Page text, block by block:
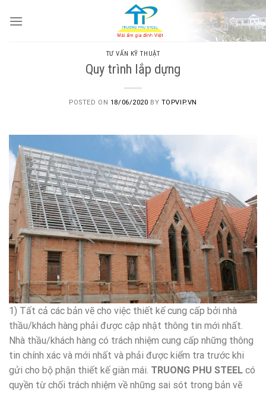
TƯ VẤN KỸ THUẬT
Quy trình lắp dựng
POSTED ON 18/06/2020 BY TOPVIP.VN
1) Tất cả các bản vẽ cho việc thiết kế cung cấp bởi nhà
thầu/khách hàng phải được cập nhật thông tin mới nhất.
Nhà thầu/khách hàng có trách nhiệm cung cấp những thông
tin chính xác và mới nhất và phải được kiểm tra trước khi
gửi cho bộ phận thiết kế giàn mái. TRUONG PHU STEEL có
quyền từ chối trách nhiệm về những sai sót trong bản vẽ